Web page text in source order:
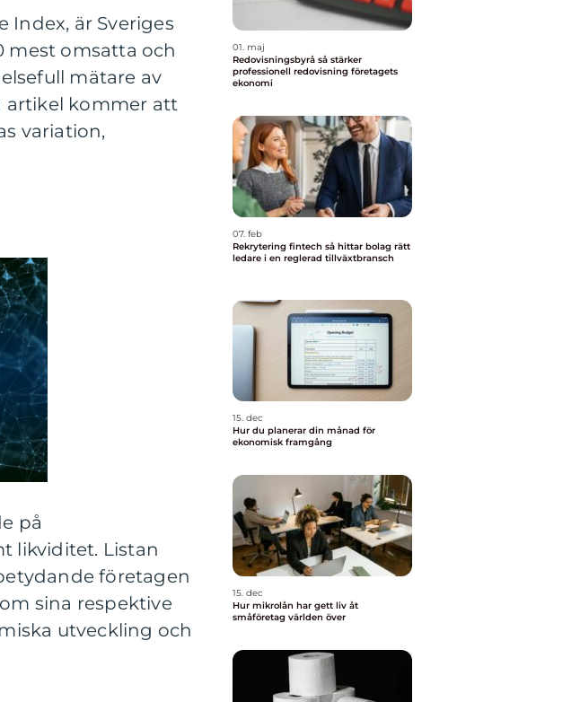
Index, är Sveriges
mest omsatta och
mätare av
artikel kommer att
variation,
på
likviditet. Listan
företagen
sina respektive
utveckling och
01. maj
Redovisningsbyrå så stärker
professionell redovisning företagets
ekonomi
07. feb
Rekrytering fintech så hittar bolag rätt
ledare i en reglerad tillväxtbransch
15. dec
Hur du planerar din månad för
ekonomisk framgång
15. dec
Hur mikrolån har gett liv åt
småföretag världen över